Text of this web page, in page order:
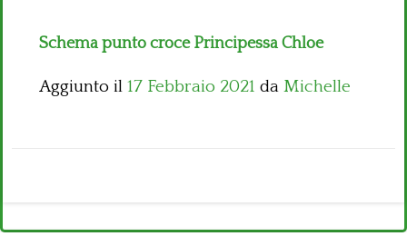
Schema punto croce Principessa Chloe
Aggiunto il 17 Febbraio 2021 da Michelle